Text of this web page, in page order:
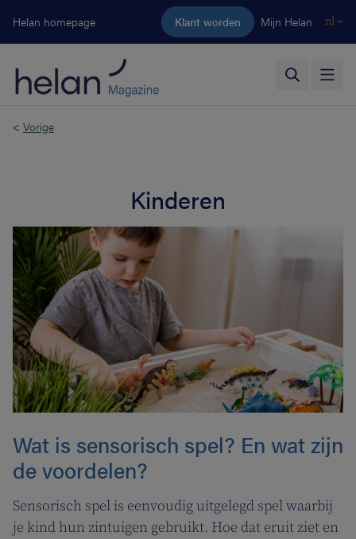
Ga naar de hoofdinhoud
Helan homepage Klant worden Mijn Helan nl
< Vorige
Kinderen
Wat is sensorisch spel? En wat zijn
de voordelen?
Sensorisch spel is eenvoudig uitgelegd spel waarbij
je kind hun zintuigen gebruikt. Hoe dat eruit ziet en